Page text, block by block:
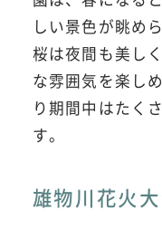
しい景色が眺め
桜は夜間も美し
な雰囲気を楽し
り期間中はたく
す。
雄物川花火